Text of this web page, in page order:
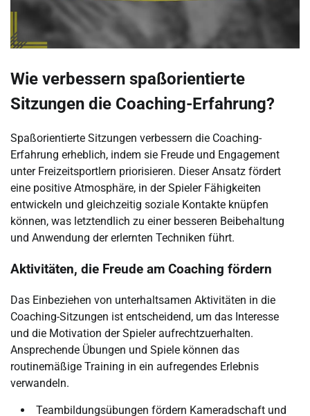
Wie verbessern spaßorientierte
Sitzungen die Coaching-Erfahrung?
Spaßorientierte Sitzungen verbessern die Coaching-
Erfahrung erheblich, indem sie Freude und Engagement
unter Freizeitsportlern priorisieren. Dieser Ansatz fördert
eine positive Atmosphäre, in der Spieler Fähigkeiten
entwickeln und gleichzeitig soziale Kontakte knüpfen
können, was letztendlich zu einer besseren Beibehaltung
und Anwendung der erlernten Techniken führt.
Aktivitäten, die Freude am Coaching fördern
Das Einbeziehen von unterhaltsamen Aktivitäten in die
Coaching-Sitzungen ist entscheidend, um das Interesse
und die Motivation der Spieler aufrechtzuerhalten.
Ansprechende Übungen und Spiele können das
routinemäßige Training in ein aufregendes Erlebnis
verwandeln.
Teambildungsübungen fördern Kameradschaft und